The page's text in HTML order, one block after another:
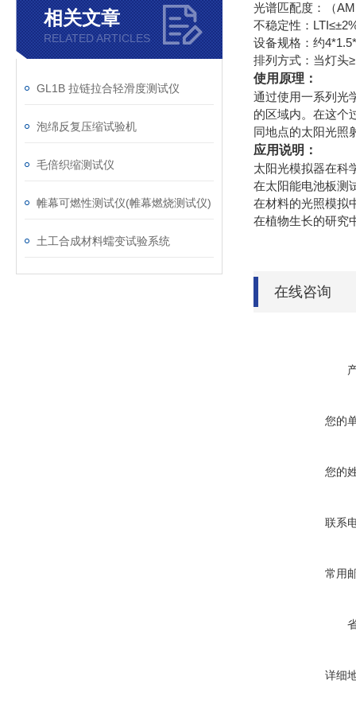
相关文章
RELATED ARTICLES
GL1B 拉链拉合轻滑度测试仪
泡绵反复压缩试验机
毛倍织缩测试仪
帷幕可燃性测试仪(帷幕燃烧测试仪)
土工合成材料蠕变试验系统
光谱匹配度：（
不稳定性：
设备规格：约
排列方式：当灯头
使用原理：
通过使用一系列光
的区域内。在这个
同地点的太阳光照
应用说明：
太阳光模拟器在科
在太阳能电池板测
在材料的光照模拟
在植物生长的研究
在线咨询
您的
您的
联系
常用
详细